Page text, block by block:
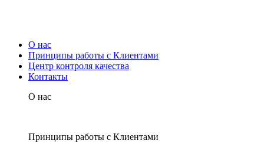
О нас
Принципы работы с Клиентами
Центр контроля качества
Контакты
О нас
Принципы работы с Клиентами